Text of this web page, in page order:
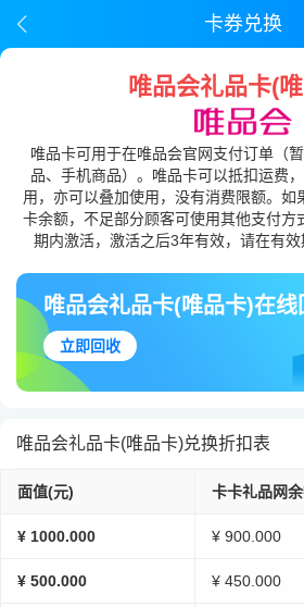
卡券兑换
唯品会礼品卡(
唯品卡可用于在唯品会官网支付订单（
品、手机商品）。唯品卡可以抵扣运费
用，亦可以叠加使用，没有消费限额。如
卡余额，不足部分顾客可使用其他支付方
期内激活，激活之后3年有效，请在有效
唯品会礼品卡(唯品卡)在线
立即回收
唯品会礼品卡(唯品卡)兑换折扣表
面值(元) 卡卡礼品网
¥ 1000.000 ¥ 900.000
¥ 500.000 ¥ 450.000